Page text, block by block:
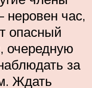
неровен час,
опасный
очередную
за
Ждать